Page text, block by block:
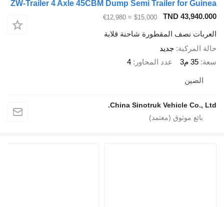
ZW-Trailer 4 Axle 45CBM Dump Semi Trailer for
TND
$15,000
≈ €12,980
نصف المقطورة شاحنة قلابة
جديد
35 م3
عدد المحاور 4
China Sinotruk Vehicle